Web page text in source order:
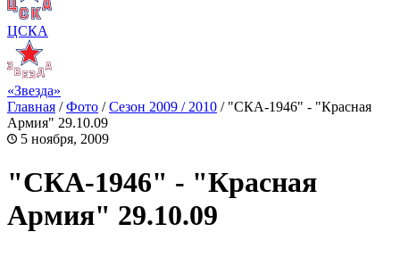
ЦСКА
«Звезда»
Главная /Фото /Сезон 2009 / 2010 / "СКА-1946" - "Красная
Армия" 29.10.09
5 ноября, 2009
"СКА-1946" - "Красная
Армия" 29.10.09